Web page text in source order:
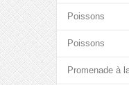
Poissons
Poissons
Promenade à